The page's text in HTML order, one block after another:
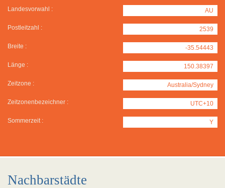
Landesvorwahl : AU
Postleitzahl : 2539
Breite : -35.54443
Länge : 150.38397
Zeitzone : Australia/Sydney
Zeitzonenbezeichner : UTC+10
Sommerzeit : Y
Nachbarstädte